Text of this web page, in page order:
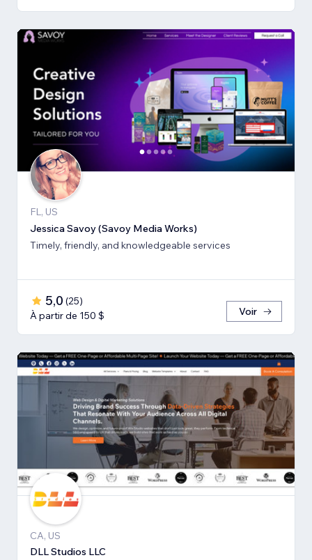
FL, US
Jessica Savoy (Savoy Media Works)
Timely, friendly, and knowledgeable services
5,0 (25)
À partir de 150 $
Voir
CA, US
DLL Studios LLC